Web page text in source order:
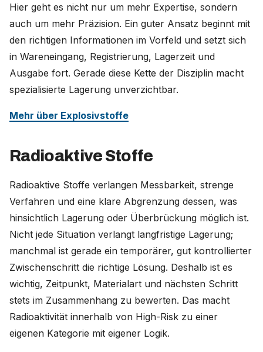
Hier geht es nicht nur um mehr Expertise, sondern
auch um mehr Präzision. Ein guter Ansatz beginnt mit
den richtigen Informationen im Vorfeld und setzt sich
in Wareneingang, Registrierung, Lagerzeit und
Ausgabe fort. Gerade diese Kette der Disziplin macht
spezialisierte Lagerung unverzichtbar.
Mehr über Explosivstoffe
Radioaktive Stoffe
Radioaktive Stoffe verlangen Messbarkeit, strenge
Verfahren und eine klare Abgrenzung dessen, was
hinsichtlich Lagerung oder Überbrückung möglich ist.
Nicht jede Situation verlangt langfristige Lagerung;
manchmal ist gerade ein temporärer, gut kontrollierter
Zwischenschritt die richtige Lösung. Deshalb ist es
wichtig, Zeitpunkt, Materialart und nächsten Schritt
stets im Zusammenhang zu bewerten. Das macht
Radioaktivität innerhalb von High-Risk zu einer
eigenen Kategorie mit eigener Logik.